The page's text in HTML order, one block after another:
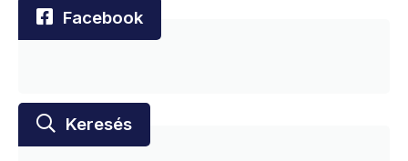
Facebook
Keresés